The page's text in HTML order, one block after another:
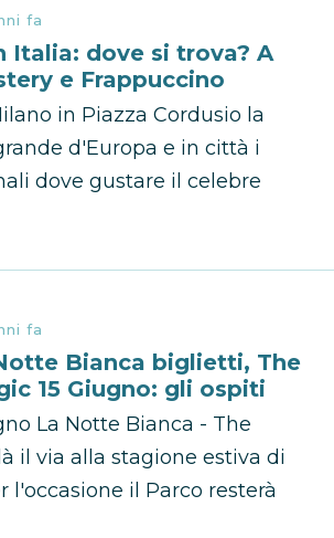
fa
Italia: dove si trova? A
e Frappuccino
in Piazza Cordusio la
d'Europa e in città i
dove gustare il celebre
fa
Bianca biglietti, The
15 Giugno: gli ospiti
La Notte Bianca - The
il via alla stagione estiva di
l'occasione il Parco resterà